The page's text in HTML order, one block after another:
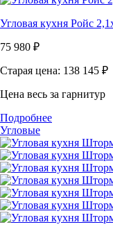
Угловая кухня Ройс
75 980 ₽
Старая цена: 138 145 ₽
Цена весь за гарнитур
Подробнее
Угловые